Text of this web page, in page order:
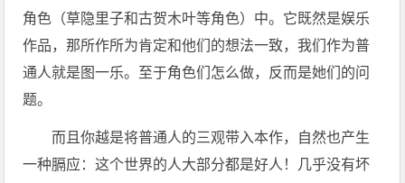
角色（草隐里子和古贺木叶等角色）中。它既然是娱乐
作品，那所作所为肯定和他们的想法一致，我们作为普
通人就是图一乐。至于角色们怎么做，反而是她们的问
题。
而且你越是将普通人的三观带入本作，自然也产生
一种膈应：这个世界的人大部分都是好人！几乎没有坏